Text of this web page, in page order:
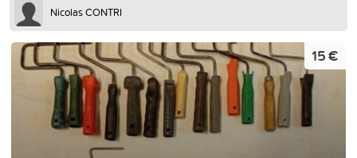
Nicolas CONTRI
15 €